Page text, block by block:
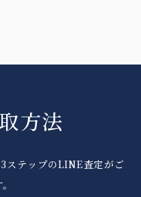
方法
ステップのLINE査定がご